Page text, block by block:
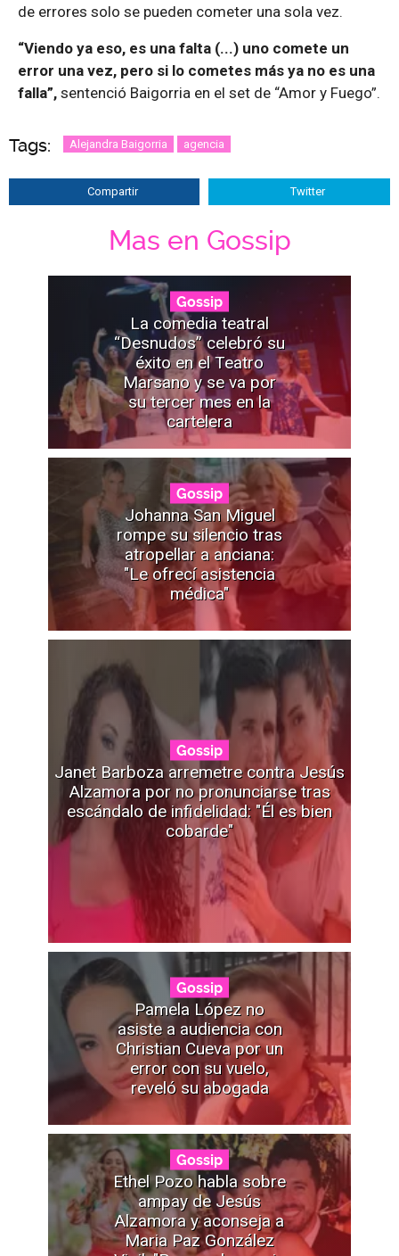
de errores solo se pueden cometer una sola vez.
“Viendo ya eso, es una falta (...) uno comete un
error una vez, pero si lo cometes más ya no es una
falla”, sentenció Baigorria en el set de “Amor y Fuego”.
Tags: Alejandra Baigorria agencia
Compartir Twitter
Mas en Gossip
Gossip
La comedia teatral
“Desnudos” celebró su
éxito en el Teatro
Marsano y se va por
su tercer mes en la
cartelera
Gossip
Johanna San Miguel
rompe su silencio tras
atropellar a anciana:
"Le ofrecí asistencia
médica"
Gossip
Janet Barboza arremetre contra Jesús
Alzamora por no pronunciarse tras
escándalo de infidelidad: "Él es bien
cobarde"
Gossip
Pamela López no
asiste a audiencia con
Christian Cueva por un
error con su vuelo,
reveló su abogada
Gossip
Ethel Pozo habla sobre
ampay de Jesús
Alzamora y aconseja a
Maria Paz González